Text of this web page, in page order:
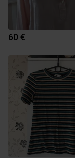
60 €